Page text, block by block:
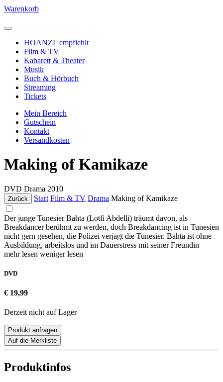
Warenkorb
HOANZL empfiehlt
Film & TV
Kabarett & Theater
Musik
Buch & Hörbuch
Streaming
Tickets
Mein Bereich
Gutschein
Kontakt
Versandkosten
Making of Kamikaze
DVD Drama 2010
Zurück Start Film & TV Drama Making of Kamikaze
Der junge Tunesier Bahta (Lotfi Abdelli) träumt davon, als
Breakdancer berühmt zu werden, doch Breakdancing ist in Tunesien
nicht gern gesehen, die Polizei verjagt die Tunesier. Bahta ist ohne
Ausbildung, arbeitslos und im Dauerstress mit seiner Freundin
mehr lesen weniger lesen
DVD
€ 19,99
Derzeit nicht auf Lager
Produkt anfragen
Auf die Merkliste
Produktinfos